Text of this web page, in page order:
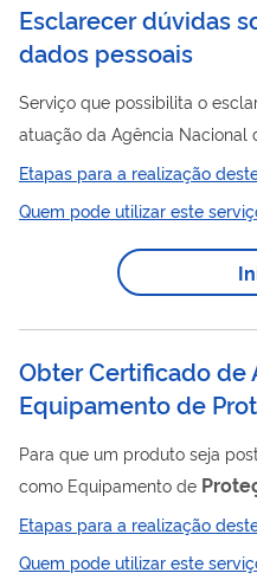
Esclarecer dúvidas
dados pessoais
Serviço que possibilita o
atuação da Agência Nacional
e sobre os normativos,
órgão. Também é possível obter esclarecimentos a respeito da
Lei Geral deProteçãode
não demande interpretação. O serviço não inclui respostas a
demandas que configurem: - consultoria, consultas em tese ou
Etapas para a realização
Quem pode utilizar este
Obter Certificado de
Equipamento de
Para que um produto seja
como Equipamento de
estar relacionado no Anexo I
(NR 6), deve possuir
pelo órgão nacional
Etapas para a realização
Quem pode utilizar este